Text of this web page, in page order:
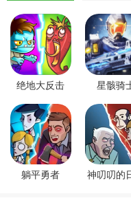
绝地大反击 星骸骑
躺平勇者 神叨叨的